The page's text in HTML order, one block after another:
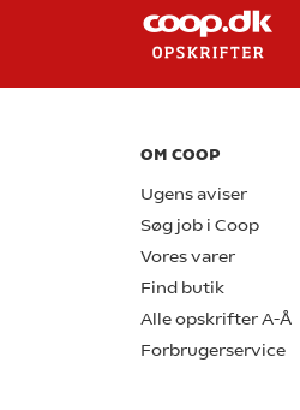
OM COOP
Ugens aviser
Søg job i Coop
Vores varer
Find butik
Alle opskrifter A-Å
Forbrugerservice